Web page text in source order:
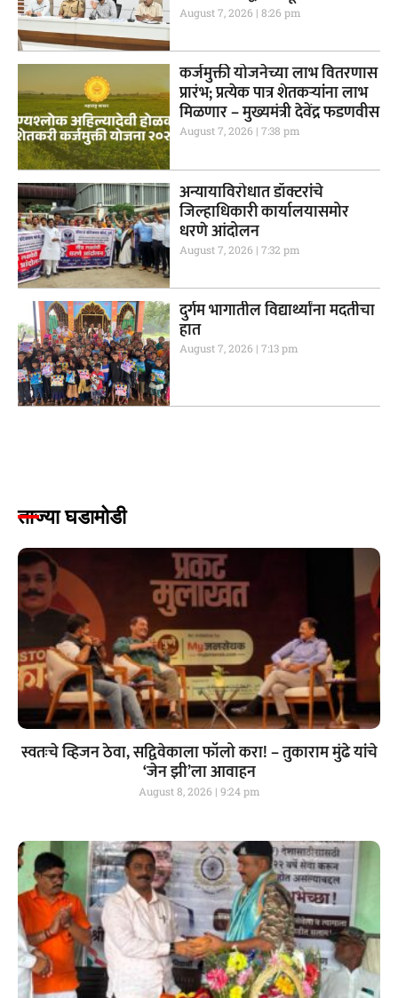
August 7, 2026 8:26 pm
कर्जमुक्ती योजनेच्या लाभ वितरणास
प्रारंभ; प्रत्येक पात्र शेतकऱ्यांना लाभ
मिळणार – मुख्यमंत्री देवेंद्र फडणवीस
August 7, 2026 7:38 pm
अन्यायाविरोधात डॉक्टरांचे
जिल्हाधिकारी कार्यालयासमोर
धरणे आंदोलन
August 7, 2026 7:32 pm
दुर्गम भागातील विद्यार्थ्यांना मदतीचा
हात
August 7, 2026 7:13 pm
ताज्या घडामोडी
स्वतःचे व्हिजन ठेवा, सद्विवेकाला फॉलो करा! – तुकाराम मुंढे यांचे
‘जेन झी’ला आवाहन
August 8, 2026 9:24 pm